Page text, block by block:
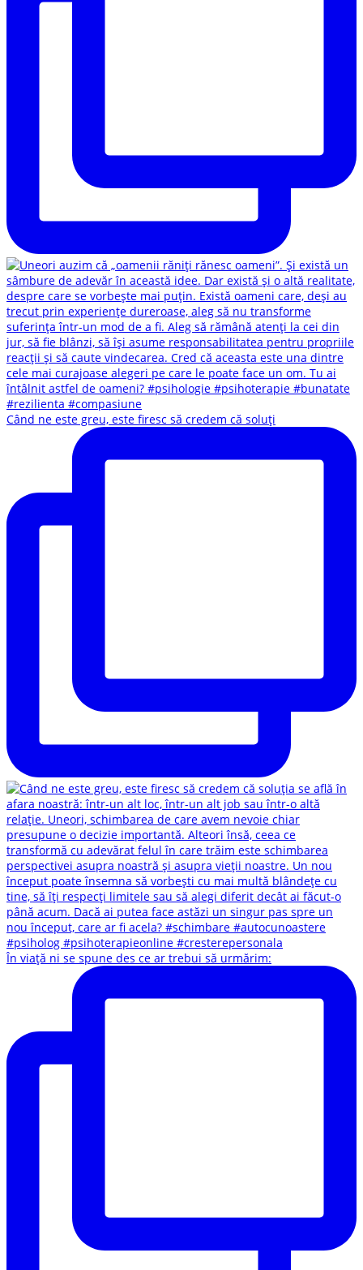
Când ne este greu, este firesc să credem că soluți
În viață ni se spune des ce ar trebui să urmărim: